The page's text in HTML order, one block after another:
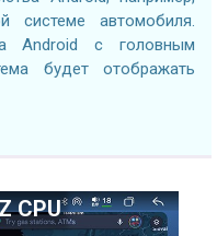
системе автомобиля.
Android с головным
будет отображать
CPU